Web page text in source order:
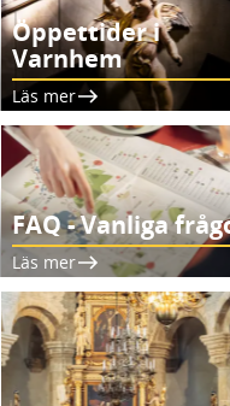
Öppettider i
Varnhem
Läs mer
FAQ - Vanliga
Läs mer